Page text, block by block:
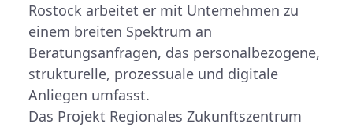
Rostock arbeitet er mit Unternehmen zu
einem breiten Spektrum an
Beratungsanfragen, das personalbezogene,
strukturelle, prozessuale und digitale
Anliegen umfasst.
Das Projekt Regionales Zukunftszentrum